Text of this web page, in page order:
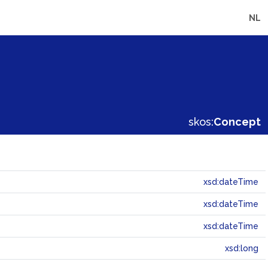
NL
skos:Concept
xsd:dateTime
xsd:dateTime
xsd:dateTime
xsd:long